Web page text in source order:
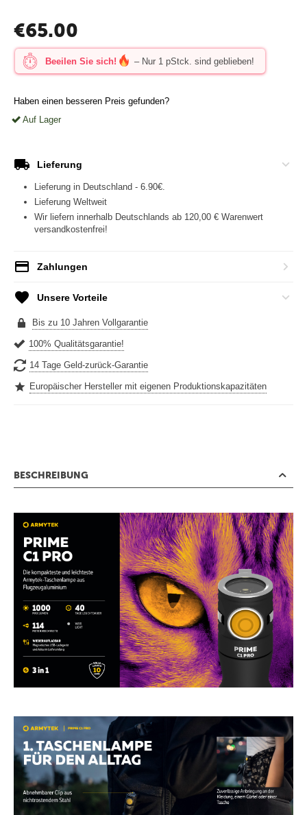
€65.00
Beeilen Sie sich! – Nur 1 pStck. sind geblieben!
Haben einen besseren Preis gefunden?
Auf Lager
Lieferung
Lieferung in Deutschland - 6.90€.
Lieferung Weltweit
Wir liefern innerhalb Deutschlands ab 120,00 € Warenwert
versandkostenfrei!
Zahlungen
Unsere Vorteile
Bis zu 10 Jahren Vollgarantie
100% Qualitätsgarantie!
14 Tage Geld-zurück-Garantie
Europäischer Hersteller mit eigenen Produktionskapazitäten
BESCHREIBUNG